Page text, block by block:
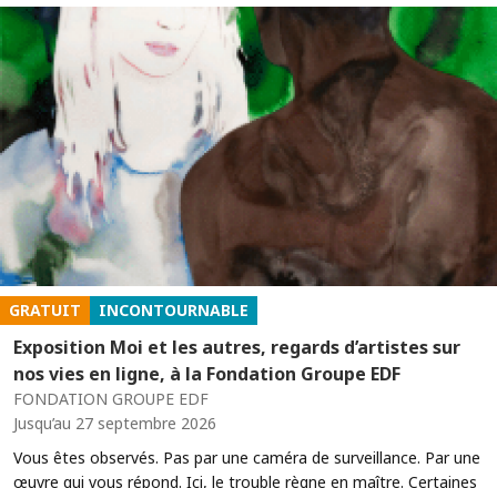
GRATUIT INCONTOURNABLE
Exposition Moi et les autres, regards d’artistes sur
nos vies en ligne, à la Fondation Groupe EDF
FONDATION GROUPE EDF
Jusqu’au 27 septembre 2026
Vous êtes observés. Pas par une caméra de surveillance. Par une
œuvre qui vous répond. Ici, le trouble règne en maître. Certaines